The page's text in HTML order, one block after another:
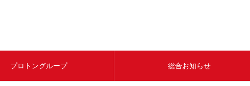
プロトングループ 総合お知らせ